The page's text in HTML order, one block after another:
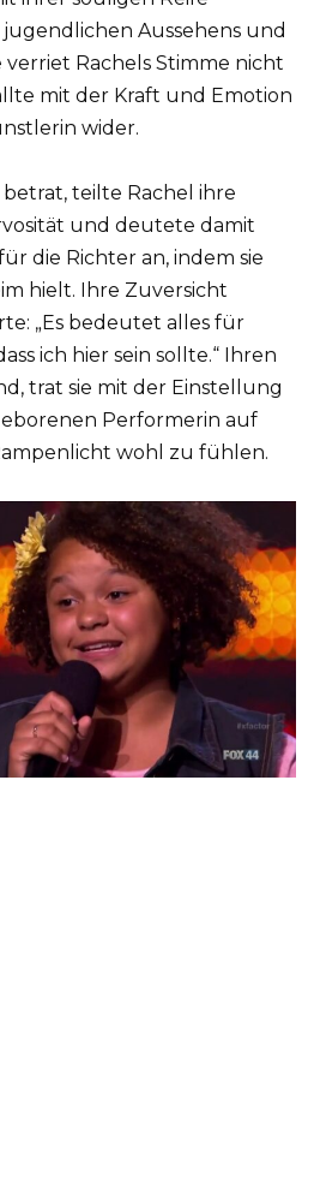
Aussehens und
Rachels Stimme nicht
mit der Kraft und Emotion
wider.
betrat, teilte Rachel ihre
und deutete damit
die Richter an, indem sie
hielt. Ihre Zuversicht
„Es bedeutet alles für
ich hier sein sollte.“ Ihren
trat sie mit der Einstellung
Performerin auf
wohl zu fühlen.